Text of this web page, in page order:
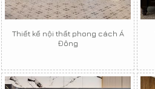
Thiết kế nội thất phong cách Á
Đông